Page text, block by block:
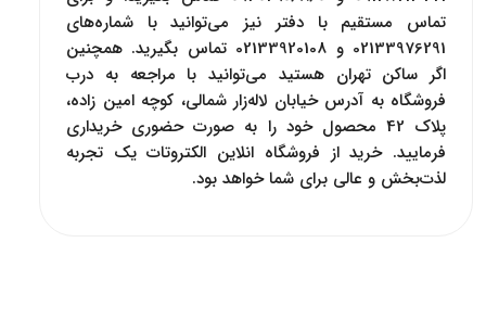
تماس مستقیم با دفتر نیز می‌توانید با شماره‌های
02133976291 و 02133920108 تماس بگیرید. همچنین
اگر ساکن تهران هستید می‌توانید با مراجعه به درب
فروشگاه به آدرس خیابان لاله‌زار شمالی، کوچه امین زاده،
پلاک 42 محصول خود را به صورت حضوری خریداری
فرمایید. خرید از فروشگاه انلاین الکتروتات یک تجربه
لذت‌بخش و عالی برای شما خواهد بود.